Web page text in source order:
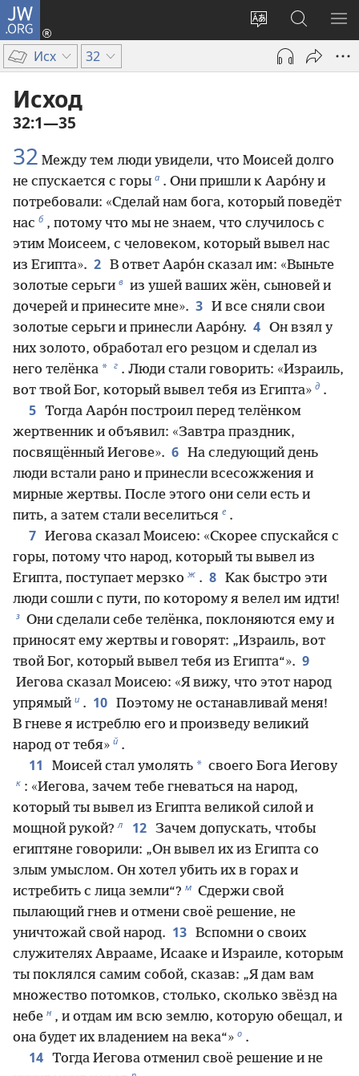
JW.ORG
Изменить
язык
сайта
Войти
(открывается
новом
Поиск
по
jw.org
Исх 32
Исход
32:1—35
32 Между тем люди увидели, что Моисей долго
не спускается с горы а . Они пришли к Ааро́ну и
потребовали: «Сделай нам бога, который поведёт
нас б , потому что мы не знаем, что случилось с
этим Моисеем, с человеком, который вывел нас
из Египта». 2 В ответ Ааро́н сказал им: «Выньте
золотые серьги в из ушей ваших жён, сыновей и
дочерей и принесите мне». 3 И все сняли свои
золотые серьги и принесли Ааро́ну. 4 Он взял у
них золото, обработал его резцом и сделал из
него телёнка * г . Люди стали говорить: «Израиль,
вот твой Бог, который вывел тебя из Египта» д .
5 Тогда Ааро́н построил перед телёнком
жертвенник и объявил: «Завтра праздник,
посвящённый Иегове». 6 На следующий день
люди встали рано и принесли всесожжения и
мирные жертвы. После этого они сели есть и
пить, а затем стали веселиться е .
7 Иегова сказал Моисею: «Скорее спускайся с
горы, потому что народ, который ты вывел из
Египта, поступает мерзко ж . 8 Как быстро эти
люди сошли с пути, по которому я велел им идти!
з Они сделали себе телёнка, поклоняются ему и
приносят ему жертвы и говорят: „Израиль, вот
твой Бог, который вывел тебя из Египта“». 9
Иегова сказал Моисею: «Я вижу, что этот народ
упрямый и . 10 Поэтому не останавливай меня!
В гневе я истреблю его и произведу великий
народ от тебя» й .
11 Моисей стал умолять * своего Бога Иегову
к : «Иегова, зачем тебе гневаться на народ,
который ты вывел из Египта великой силой и
мощной рукой? л 12 Зачем допускать, чтобы
египтяне говорили: „Он вывел их из Египта со
злым умыслом. Он хотел убить их в горах и
истребить с лица земли“? м Сдержи свой
пылающий гнев и отмени своё решение, не
уничтожай свой народ. 13 Вспомни о своих
служителях Аврааме, Исааке и Израиле, которым
ты поклялся самим собой, сказав: „Я дам вам
множество потомков, столько, сколько звёзд на
небе н , и отдам им всю землю, которую обещал, и
она будет их владением на века“» о .
14 Тогда Иегова отменил своё решение и не